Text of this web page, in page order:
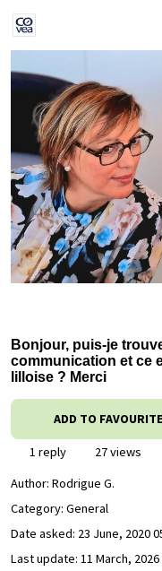
Bonjour, puis-je
communication et ce
lilloise ? Merci
ADD TO
1 reply
27 views
Author: Rodrigue G.
Category: General
Date asked: 23 June, 2020
Last update: 11 March, 2026